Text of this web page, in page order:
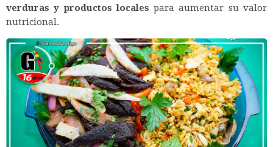
verduras y productos locales para aumentar su valor
nutricional.